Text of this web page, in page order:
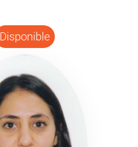
Disponible